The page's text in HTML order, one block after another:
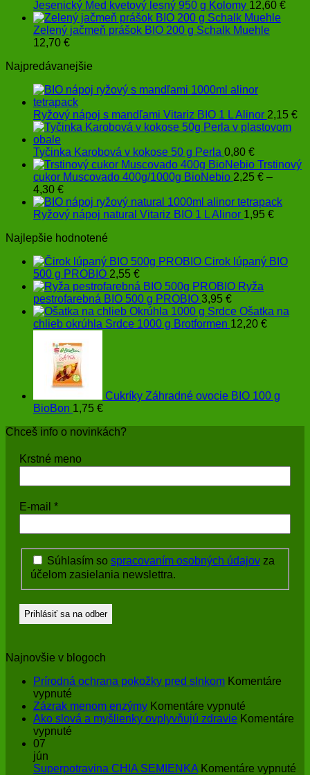
Jesenický Med kvetový lesný 950 g Kolomy 12,60 €
Zelený jačmeň prášok BIO 200 g Schalk Muehle
12,70 €
Najpredávanejšie
Ryžový nápoj s mandľami Vitariz BIO 1 L Alinor 2,15 €
Tyčinka Karobová v kokose 50 g Perla 0,80 €
Trstinový
cukor Muscovado 400g/1000g BioNebio 2,25 € –
4,30 €Price
range:
2,25 €
4,30 €
Ryžový nápoj natural Vitariz BIO 1 L Alinor 1,95 €
Najlepšie hodnotené
Cirok lúpaný BIO
500 g PROBIO 2,55 €
Ryža
pestrofarebná BIO 500 g PROBIO 3,95 €
Ošatka na
chlieb okrúhla Srdce 1000 g Brotformen 12,20 €
Cukríky Záhradné ovocie BIO 100 g
BioBon 1,75 €
Chceš info o novinkách?
Krstné meno
E-mail *
Súhlasím so spracovaním osobných údajov za
účelom zasielania newslettra.
Najnovšie v blogoch
Prírodná ochrana pokožky pred slnkom Komentáre
vypnuté
Prírodná
ochrana
Zázrak menom enzýmy Komentáre vypnuté
Zázrak
Ako slová a myšlienky ovplyvňujú zdravie Komentáre
vypnuté
a
07
jún
Superpotravina CHIA SEMIENKA Komentáre vypnuté